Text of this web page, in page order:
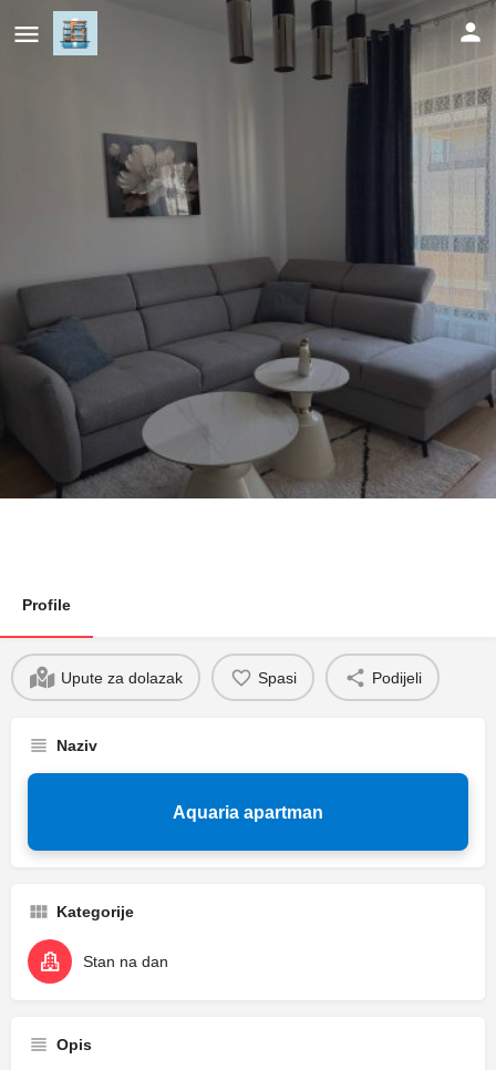
Aquaria apartman
Profile
Upute za dolazak Spasi Podijeli
Naziv
Aquaria apartman
Kategorije
Stan na dan
Opis